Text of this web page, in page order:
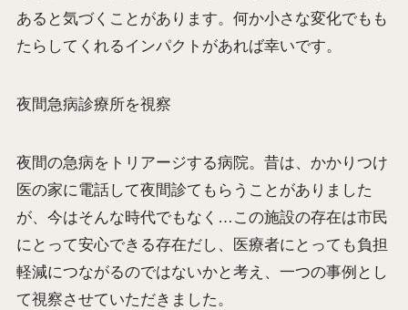
あると気づくことがあります。何か小さな変化でもも
たらしてくれるインパクトがあれば幸いです。
夜間急病診療所を視察
夜間の急病をトリアージする病院。昔は、かかりつけ
医の家に電話して夜間診てもらうことがありました
が、今はそんな時代でもなく…この施設の存在は市民
にとって安心できる存在だし、医療者にとっても負担
軽減につながるのではないかと考え、一つの事例とし
て視察させていただきました。